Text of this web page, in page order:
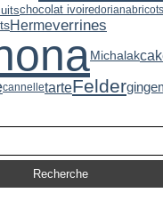
chocolat ivoiredorianabricots
Hermeverrines
Michalak
cannelletarteFelder